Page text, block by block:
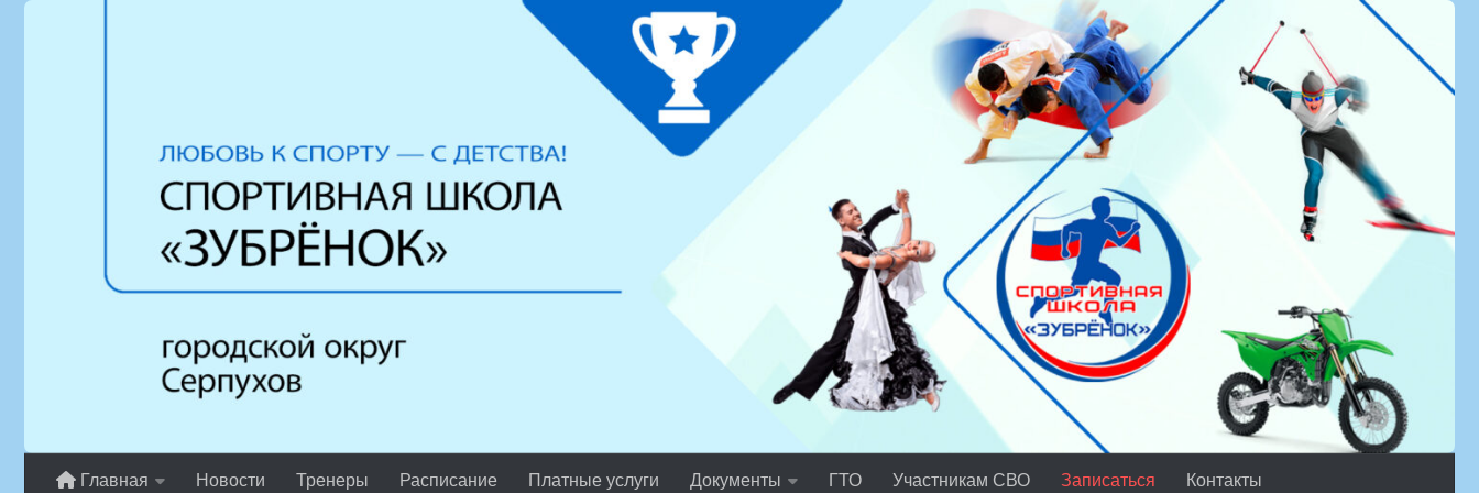
Главная Новости Тренеры Расписание Платные услуги Документы ГТО Участникам СВО Записаться Контакты